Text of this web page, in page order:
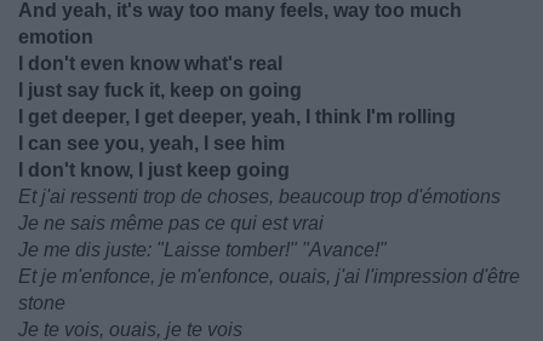
And yeah, it's way too many feels, way too much
emotion
I don't even know what's real
I just say fuck it, keep on going
I get deeper, I get deeper, yeah, I think I'm rolling
I can see you, yeah, I see him
I don't know, I just keep going
Et j'ai ressenti trop de choses, beaucoup trop d'émotions
Je ne sais même pas ce qui est vrai
Je me dis juste: "Laisse tomber!" "Avance!"
Et je m'enfonce, je m'enfonce, ouais, j'ai l'impression d'être
stone
Je te vois, ouais, je te vois